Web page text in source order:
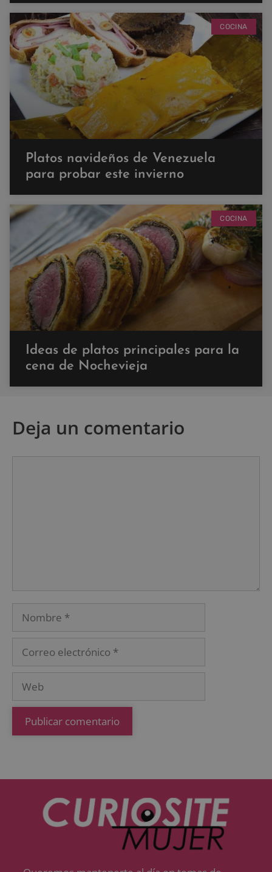
COCINA
Platos navideños de Venezuela
para probar este invierno
COCINA
Ideas de platos principales para la
cena de Nochevieja
Deja un comentario